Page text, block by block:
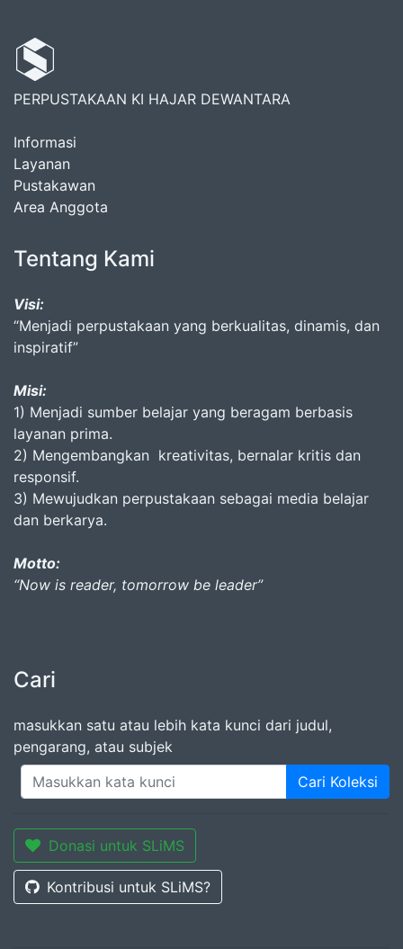
PERPUSTAKAAN KI HAJAR DEWANTARA
Informasi
Layanan
Pustakawan
Area Anggota
Tentang Kami
Visi:
“Menjadi perpustakaan yang berkualitas, dinamis, dan
inspiratif”
Misi:
1) Menjadi sumber belajar yang beragam berbasis
layanan prima.
2) Mengembangkan kreativitas, bernalar kritis dan
responsif.
3) Mewujudkan perpustakaan sebagai media belajar
dan berkarya.
Motto:
“Now is reader, tomorrow be leader”
Cari
masukkan satu atau lebih kata kunci dari judul,
pengarang, atau subjek
Cari Koleksi
Donasi untuk SLiMS
Kontribusi untuk SLiMS?